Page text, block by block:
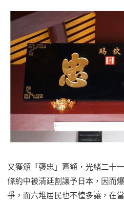
又獲頒「襃忠」匾額，光緒二十
條約中被清廷割讓予日本，因而
爭，而六堆居民也不惶多讓，在